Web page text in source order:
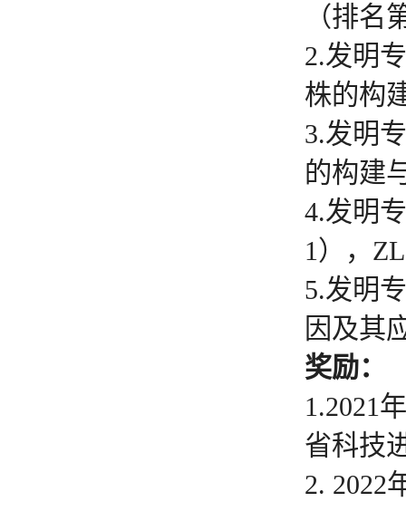
（排名
2.发明
株的构
3.发明
的构建
4.发明
1），
5.发明
因及其
奖励：
1.2021
省科技
2. 2022